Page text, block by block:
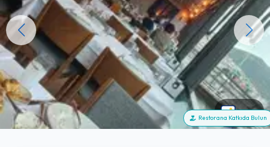
+99
Restorana Katkıda Bulun